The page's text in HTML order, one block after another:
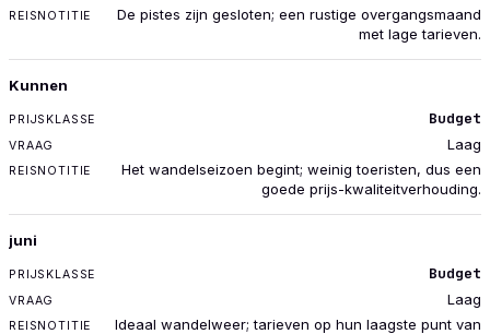
De pistes zijn gesloten; een rustige overgangsmaand
met lage tarieven.
Kunnen
Budget
Laag
Het wandelseizoen begint; weinig toeristen, dus een
goede prijs-kwaliteitverhouding.
juni
Budget
Laag
Ideaal wandelweer; tarieven op hun laagste punt van